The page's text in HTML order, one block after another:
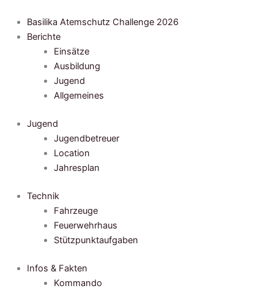
Inhalt
springen
Basilika Atemschutz Challenge 2026
Berichte
Einsätze
Ausbildung
Jugend
Allgemeines
Jugend
Jugendbetreuer
Location
Jahresplan
Technik
Fahrzeuge
Feuerwehrhaus
Stützpunktaufgaben
Infos & Fakten
Kommando